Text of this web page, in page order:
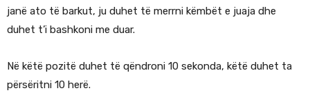
janë ato të barkut, ju duhet të merrni këmbët e juaja dhe
duhet t’i bashkoni me duar.
Në këtë pozitë duhet të qëndroni 10 sekonda, këtë duhet ta
përsëritni 10 herë.